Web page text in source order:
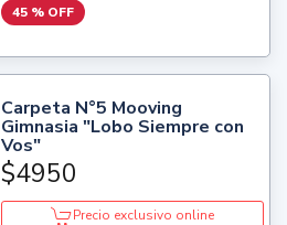
45 % OFF
Carpeta N°5 Mooving
Gimnasia "Lobo Siempre con
Vos"
$4950
Precio exclusivo online